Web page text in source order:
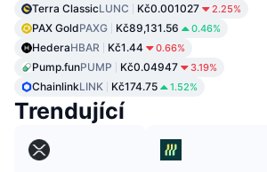
Terra ClassicLUNC Kč0.001027 2.25%
PAX GoldPAXG Kč89,131.56 0.46%
HederaHBAR Kč1.44 0.66%
Pump.funPUMP Kč0.04947 3.19%
ChainlinkLINK Kč174.75 1.52%
Trendující